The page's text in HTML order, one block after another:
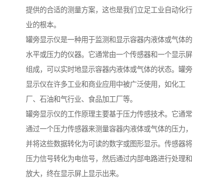
提供的合适的测量方案，这也是我们立足工业自动化行
业的根本。
罐旁显示仪是一种用于监测和显示容器内液体或气体的
水平或压力的仪器。它通常由一个传感器和一个显示屏
组成，可以实时地显示容器内液体或气体的状态。罐旁
显示仪在许多工业和商业应用中被广泛使用，如化工
厂、石油和气行业、食品加工厂等。
罐旁显示仪的工作原理主要基于压力传感技术。它通常
通过一个压力传感器来测量容器内液体或气体的压力，
并将这些数据转化为可读的数字或图形显示。传感器将
压力信号转化为电信号，然后通过内部电路进行处理和
放大，终在显示屏上显示出来。